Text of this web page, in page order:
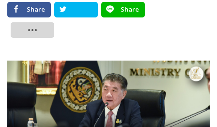
Share
Share